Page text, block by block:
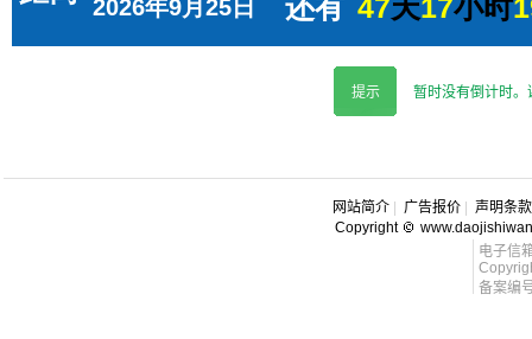
提示 暂时没有倒计时。
网站简介 广告报价
声明条款
Copyright
电子信
备案编